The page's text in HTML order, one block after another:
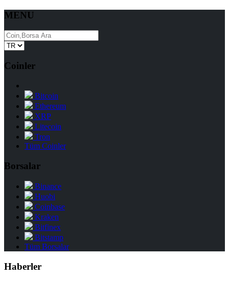
MENU
Coinler
Bitcoin
Ethereum
XRP
Litecoin
Tron
Tüm Coinler
Borsalar
Binance
Huobi
Coinbase
Kraken
Bitfinex
Bitstamp
Tüm Borsalar
Haberler